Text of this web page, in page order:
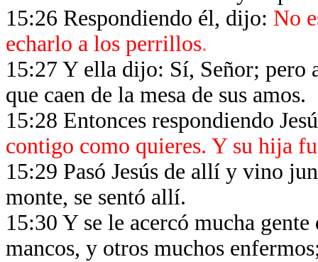
15:26 Respondiendo él, dijo: No
echarlo a los perrillos.
15:27 Y ella dijo: Sí, Señor; pero
que caen de la mesa de sus amos.
15:28 Entonces respondiendo
contigo como quieres. Y su hija
15:29 Pasó Jesús de allí y vino
monte, se sentó allí.
15:30 Y se le acercó mucha
mancos, y otros muchos